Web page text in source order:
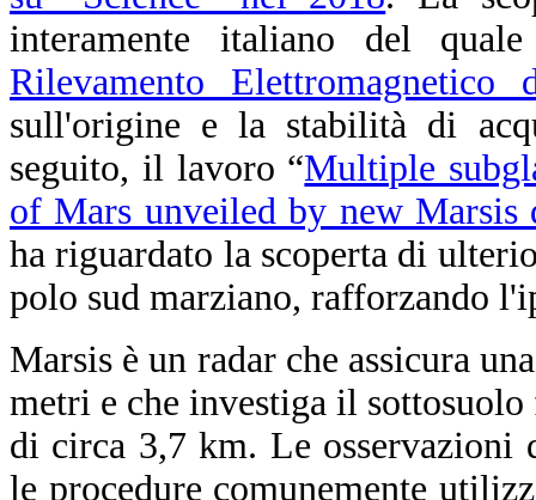
interamente italiano del
Rilevamento Elettromagnetico
sull'origine e la stabilità di
seguito, il lavoro “Multiple
of Mars unveiled by new Marsis
ha riguardato la scoperta di
polo sud marziano, rafforzando
Marsis è un radar che assicura
metri e che investiga il
di circa 3,7 km. Le osservazioni
le procedure comunemente